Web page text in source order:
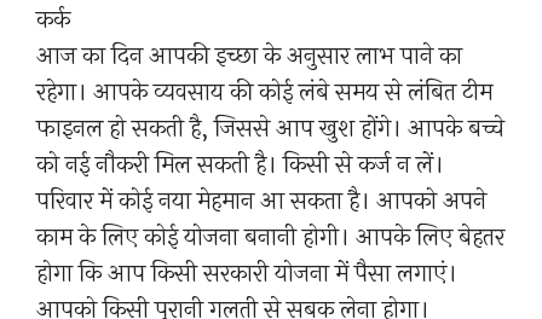
कर्क
आज का दिन आपकी इच्छा के अनुसार लाभ पाने का
रहेगा। आपके व्यवसाय की कोई लंबे समय से लंबित टीम
फाइनल हो सकती है, जिससे आप खुश होंगे। आपके बच्चे
को नई नौकरी मिल सकती है। किसी से कर्ज न लें।
परिवार में कोई नया मेहमान आ सकता है। आपको अपने
काम के लिए कोई योजना बनानी होगी। आपके लिए बेहतर
होगा कि आप किसी सरकारी योजना में पैसा लगाएं।
आपको किसी पुरानी गलती से सबक लेना होगा।